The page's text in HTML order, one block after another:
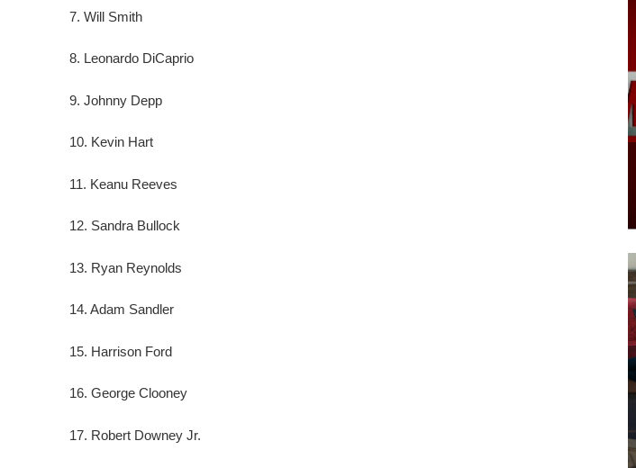
7. Will Smith
8. Leonardo DiCaprio
9. Johnny Depp
10. Kevin Hart
11. Keanu Reeves
12. Sandra Bullock
13. Ryan Reynolds
14. Adam Sandler
15. Harrison Ford
16. George Clooney
17. Robert Downey Jr.